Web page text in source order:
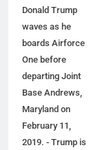
Donald Trump
waves as he
boards Airforce
One before
departing Joint
Base Andrews,
Maryland on
February 11,
2019. - Trump is